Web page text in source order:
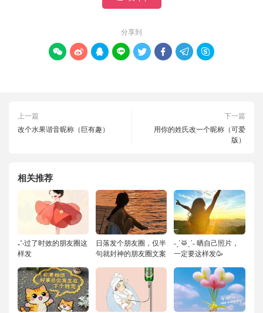
分享到
       
上一篇
改个水果谐音昵称（巨有趣）
下一篇
用你的姓氏改一个昵称（可爱
版）
相关推荐
₊˚‧过了时效的朋友圈这
样发
日落发个朋友圈，仅半
句就封神的朋友圈文案
˗ˏˋ🥁ˎˊ˗ 晒自己照片，
一定要这样发🥳